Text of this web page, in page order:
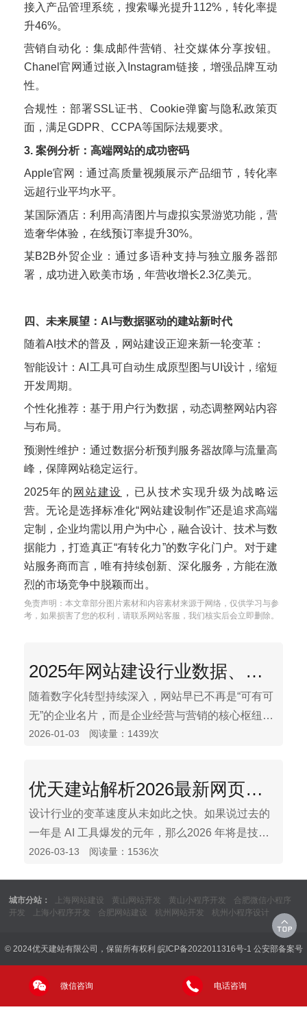
接入产品管理系统，搜索曝光提升112%，转化率提
升46%。
营销自动化：集成邮件营销、社交媒体分享按钮。
Chanel官网通过嵌入Instagram链接，增强品牌互动
性。
合规性：部署SSL证书、Cookie弹窗与隐私政策页
面，满足GDPR、CCPA等国际法规要求。
3. 案例分析：高端网站的成功密码
Apple官网：通过高质量视频展示产品细节，转化率
远超行业平均水平。
某国际酒店：利用高清图片与虚拟实景游览功能，营
造奢华体验，在线预订率提升30%。
某B2B外贸企业：通过多语种支持与独立服务器部
署，成功进入欧美市场，年营收增长2.3亿美元。
四、未来展望：AI与数据驱动的建站新时代
随着AI技术的普及，网站建设正迎来新一轮变革：
智能设计：AI工具可自动生成原型图与UI设计，缩短
开发周期。
个性化推荐：基于用户行为数据，动态调整网站内容
与布局。
预测性维护：通过数据分析预判服务器故障与流量高
峰，保障网站稳定运行。
2025年的 网站建设 ，已从技术实现升级为战略运
营。无论是选择标准化“网站建设制作”还是追求高端
定制，企业均需以用户为中心，融合设计、技术与数
据能力，打造真正“有转化力”的数字化门户。对于建
站服务商而言，唯有持续创新、深化服务，方能在激
烈的市场竞争中脱颖而出。
免责声明：本文章部分图片素材和内容素材来源于网络，仅供学习与参
考，如果损害了您的权利，请联系网站客服，我们核实后会立即删除。
2025年网站建设行业数据、趋势与实战指南
随着数字化转型持续深入，网站早已不再是“可有可
无”的企业名片，而是企业经营与营销的核心枢纽。
2025 年，网站建设行业正经历哪些新变化？企业在
路上少走弯路。
2026-01-03 阅读量：1439次
优天建站解析2026最新网页设计行业趋势
设计行业的变革速度从未如此之快。如果说过去的
一年是 AI 工具爆发的元年，那么2026 年将是技术
与美学深度融合、从“工具替代”走向“人机共创”的关
是向着更智能、更沉浸、更人性化的方向演进。总
的来说，行业趋势可以概括为“冰与火”的交融：一边
是AI的深度渗透，让网站变得更聪明、更能干；另
一边则是对人性化和真实感的极致追求，以对抗技
术的冰冷感。
2026-03-13 阅读量：1536次
城市分站： 上海网站建设 黄山网站开发 黄山小程序开发
合肥微信小程序
开发
上海小程序开发 合肥网站建设 杭州网站开发 杭州小程序设计
© 2024优天建站有限公司，保留所有权利 皖ICP备2022011316号-1 公安部备案号
微信咨询 电话咨询